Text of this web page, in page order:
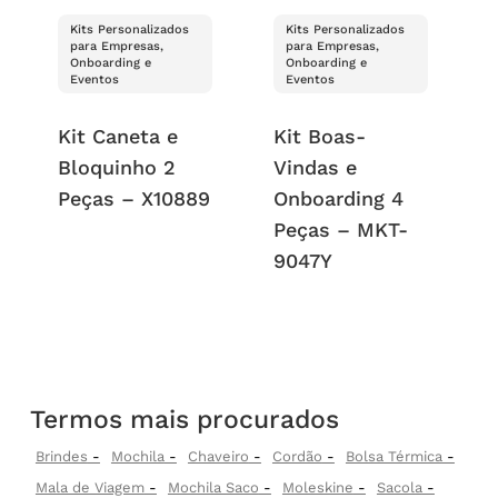
Kits Personalizados
para Empresas,
Onboarding e
Eventos
Kit Caneta e
Bloquinho 2
Peças – X10889
Kits Personalizados
para Empresas,
Onboarding e
Eventos
Kit Boas-
Vindas e
Onboarding 4
Peças – MKT-
9047Y
Termos mais procurados
Brindes Mochila Chaveiro Cordão
Bolsa Térmica
Mala de Viagem
Mochila Saco Moleskine Sacola